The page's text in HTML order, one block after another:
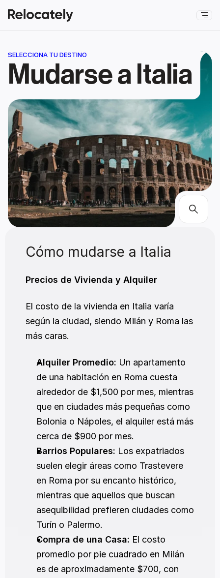
SELECCIONA TU DESTINO
Mudarse a Italia
Cómo mudarse a Italia
Precios de Vivienda y Alquiler
El costo de la vivienda en Italia varía
según la ciudad, siendo Milán y Roma las
más caras.
Alquiler Promedio: Un apartamento
de una habitación en Roma cuesta
alrededor de $1,500 por mes, mientras
que en ciudades más pequeñas como
Bolonia o Nápoles, el alquiler está más
cerca de $900 por mes.
Barrios Populares: Los expatriados
suelen elegir áreas como Trastevere
en Roma por su encanto histórico,
mientras que aquellos que buscan
asequibilidad prefieren ciudades como
Turín o Palermo.
Compra de una Casa: El costo
promedio por pie cuadrado en Milán
es de aproximadamente $700, con